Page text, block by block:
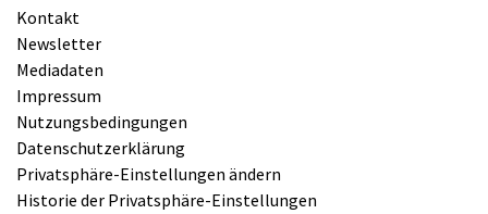
Kontakt
Newsletter
Mediadaten
Impressum
Nutzungsbedingungen
Datenschutzerklärung
Privatsphäre-Einstellungen ändern
Historie der Privatsphäre-Einstellungen